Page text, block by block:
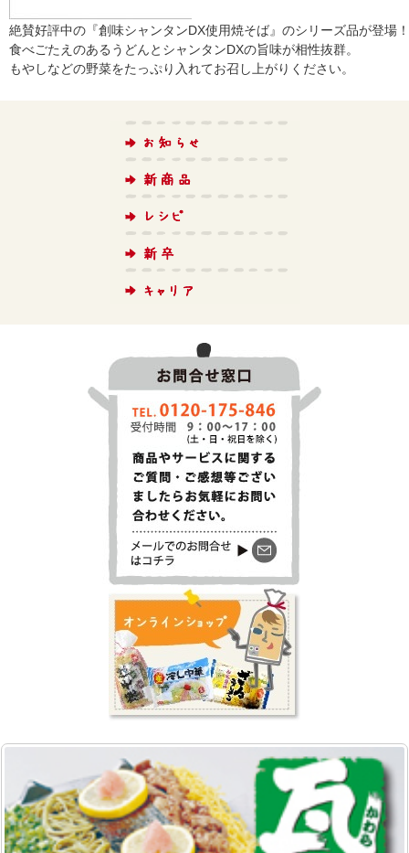
絶賛好評中の『創味シャンタンDX使用焼そば』のシリーズ品が登場！
食べごたえのあるうどんとシャンタンDXの旨味が相性抜群。
もやしなどの野菜をたっぷり入れてお召し上がりください。